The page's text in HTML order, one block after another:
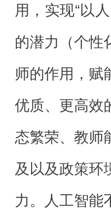
用，实现“以
的潜力（个性
师的作用，赋
优质、更高效
态繁荣、教师
及以及政策环
力。人工智能